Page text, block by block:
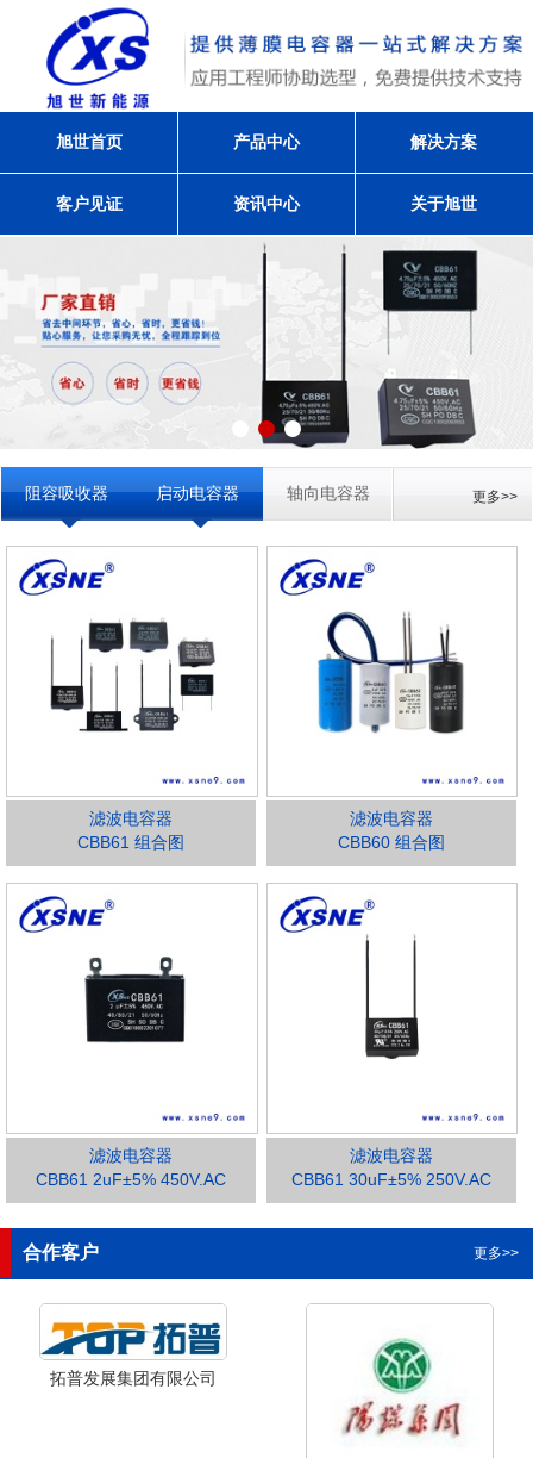
旭世首页 产品中心 解决方案
客户见证 资讯中心 关于旭世
阻容吸收器 启动电容器 轴向电容器 更多>>
滤波电容器
CBB61 组合图
滤波电容器
CBB60 组合图
滤波电容器
CBB61 2uF±5% 450V.AC
滤波电容器
CBB61 30uF±5% 250V.AC
合作客户 更多>>
拓普发展集团有限公司